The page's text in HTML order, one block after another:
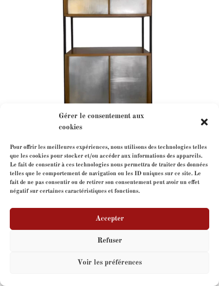
Gérer le consentement aux
cookies
Pour offrir les meilleures expériences, nous utilisons des technologies telles
que les cookies pour stocker et/ou accéder aux informations des appareils.
Le fait de consentir à ces technologies nous permettra de traiter des données
telles que le comportement de navigation ou les ID uniques sur ce site. Le
fait de ne pas consentir ou de retirer son consentement peut avoir un effet
négatif sur certaines caractéristiques et fonctions.
Accepter
Refuser
Voir les préférences
Georges Frydman